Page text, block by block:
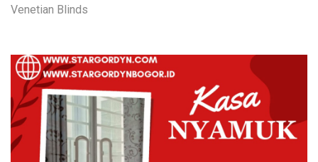
Venetian Blinds